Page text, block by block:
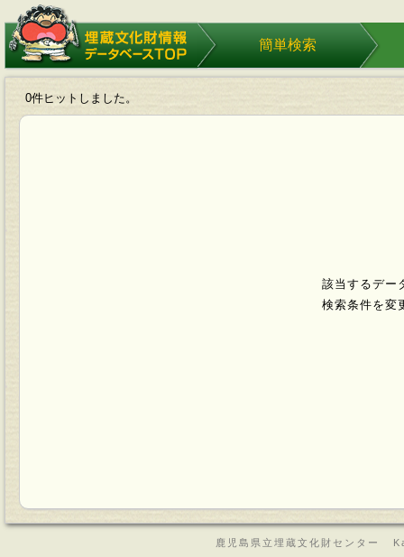
埋蔵文化財情報データベース
TOP
簡単検索
0件ヒットしました。
該当するデー
検索条件を変
鹿児島県立埋蔵文化財センタ